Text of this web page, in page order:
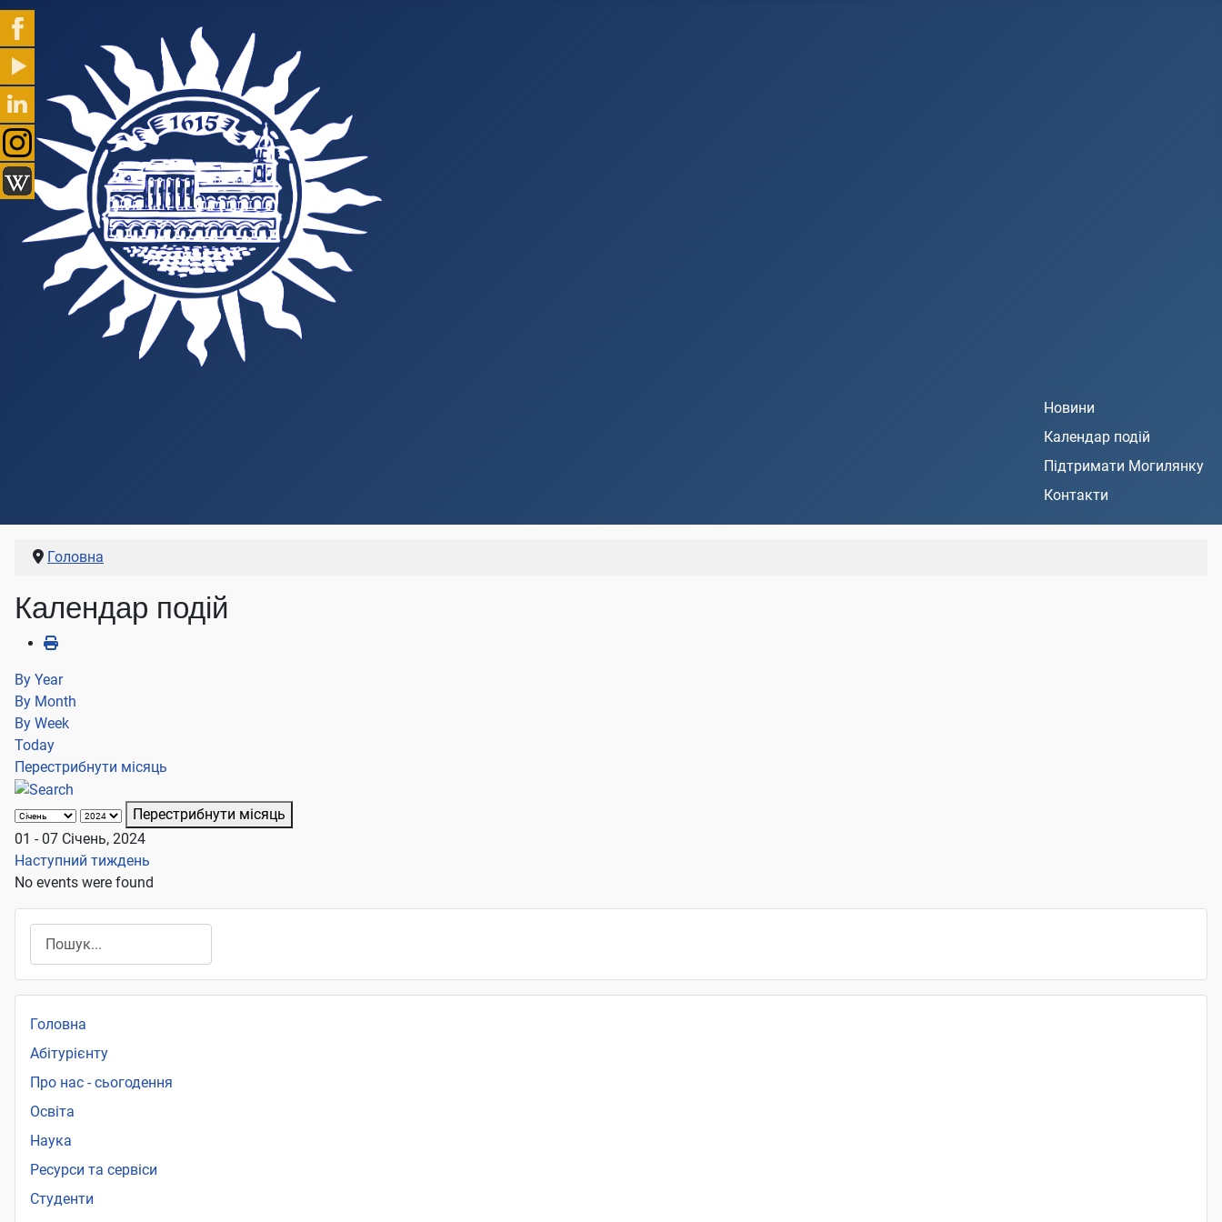
Новини
Календар подій
Підтримати Могилянку
Контакти
Головна
Календар подій
By Year
By Month
By Week
Today
Перестрибнути місяць
Перестрибнути місяць
01 - 07 Січень, 2024
Наступний тиждень
No events were found
Головна
Абітурієнту
Про нас - сьогодення
Освіта
Наука
Ресурси та сервіси
Студенти